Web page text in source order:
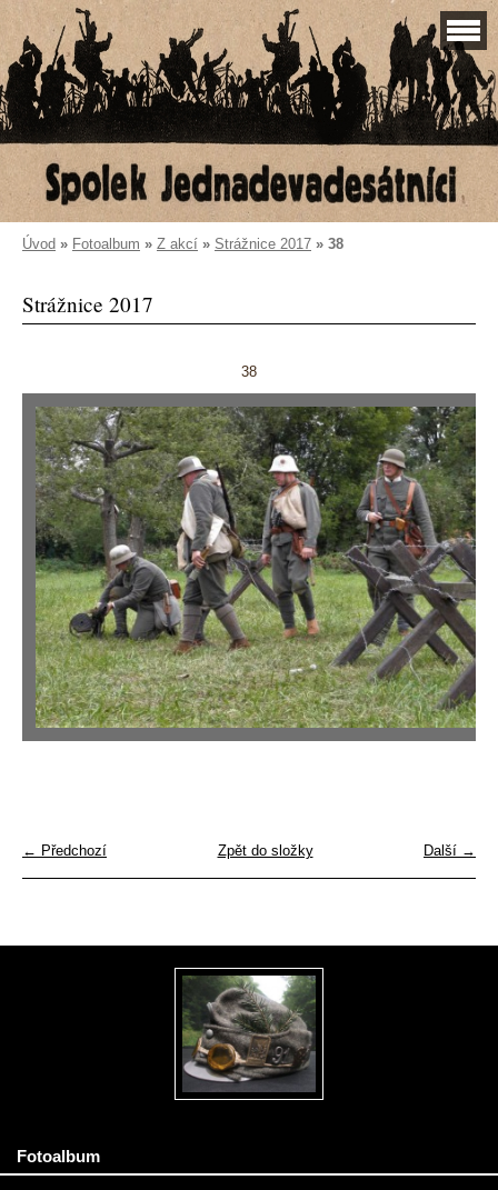
Úvod » Fotoalbum » Z akcí » Strážnice 2017 » 38
Strážnice 2017
38
← Předchozí Další →
Zpět do složky
Fotoalbum